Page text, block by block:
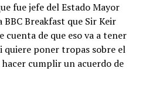
fue jefe del Estado Mayor
Breakfast que Sir Keir
cuenta de que eso va a tener
quiere poner tropas sobre el
cumplir un acuerdo de